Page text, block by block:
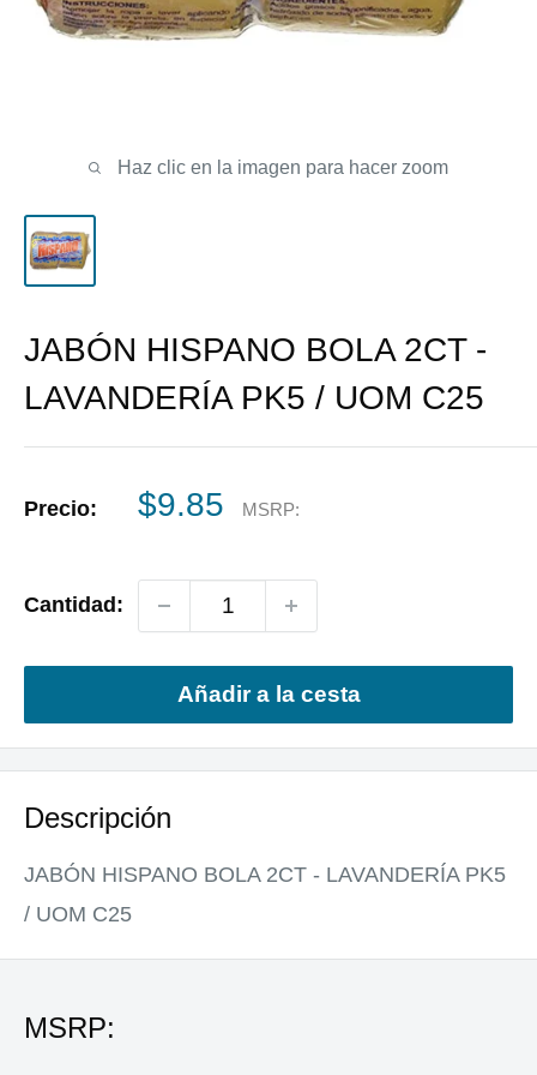
Haz clic en la imagen para hacer zoom
JABÓN HISPANO BOLA 2CT -
LAVANDERÍA PK5 / UOM C25
Precio:
Precio
venta
$9.85 MSRP:
Cantidad:
Añadir a la cesta
Descripción
JABÓN HISPANO BOLA 2CT - LAVANDERÍA PK5
/ UOM C25
MSRP: